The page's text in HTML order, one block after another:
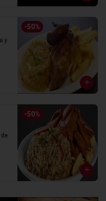
-50%
y
-50%